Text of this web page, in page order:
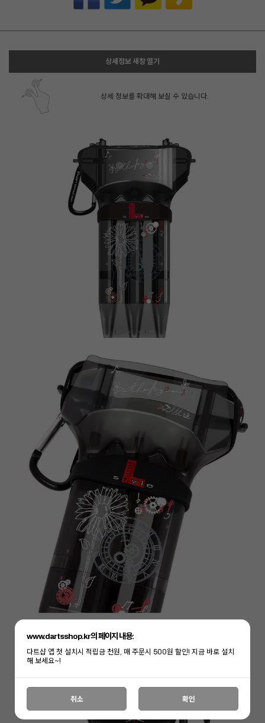
상세정보 새창 열기
상세 정보를 확대해 보실 수 있습니다.
www.dartsshop.kr의 페이지 내용:
다트샵 앱 첫 설치시 적립금 천원, 매 주문시 500원 할인! 지금 바로 설치
해 보세요~!
취소 확인